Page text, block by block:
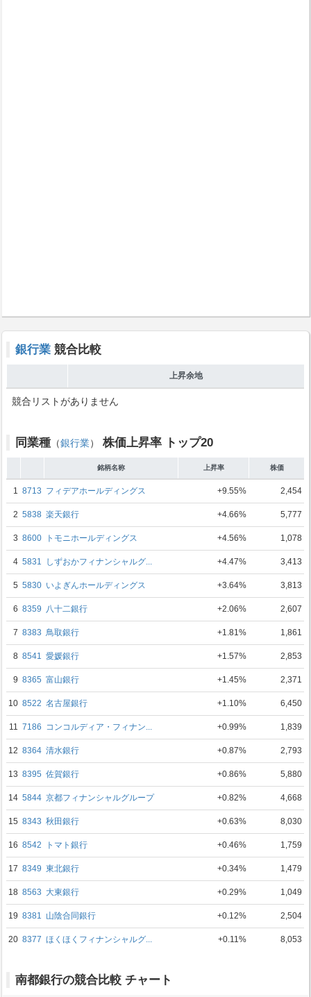
銀行業 競合比較
上昇余地
競合リストがありません
同業種 （銀行業） 株価上昇率 トップ20
銘柄名称 上昇率 株価
1 8713 フィデアホールディングス +9.55% 2,454
2 5838 楽天銀行 +4.66% 5,777
3 8600 トモニホールディングス +4.56% 1,078
4 5831 しずおかフィナンシャルグ... +4.47% 3,413
5 5830 いよぎんホールディングス +3.64% 3,813
6 8359 八十二銀行 +2.06% 2,607
7 8383 鳥取銀行 +1.81% 1,861
8 8541 愛媛銀行 +1.57% 2,853
9 8365 富山銀行 +1.45% 2,371
10 8522 名古屋銀行 +1.10% 6,450
11 7186 コンコルディア・フィナン... +0.99% 1,839
12 8364 清水銀行 +0.87% 2,793
13 8395 佐賀銀行 +0.86% 5,880
14 5844 京都フィナンシャルグループ +0.82% 4,668
15 8343 秋田銀行 +0.63% 8,030
16 8542 トマト銀行 +0.46% 1,759
17 8349 東北銀行 +0.34% 1,479
18 8563 大東銀行 +0.29% 1,049
19 8381 山陰合同銀行 +0.12% 2,504
20 8377 ほくほくフィナンシャルグ... +0.11% 8,053
南都銀行の競合比較 チャート